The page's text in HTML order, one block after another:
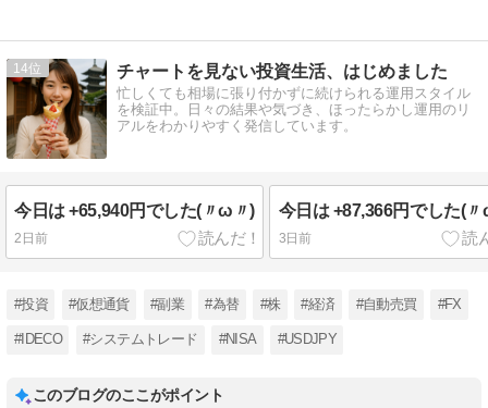
14 チャートを見ない投資生活、はじめました
忙しくても相場に張り付かずに続けられる運用スタイル
を検証中。日々の結果や気づき、ほったらかし運用のリ
アルをわかりやすく発信しています。
今日は +65,940円でした(〃ω〃)
2日前
今日は +87,366円でした(
3日前
#投資 #仮想通貨 #副業 #為替 #株 #経済 #自動売買 #FX
#IDECO #システムトレード #NISA #USDJPY
このブログのここがポイント